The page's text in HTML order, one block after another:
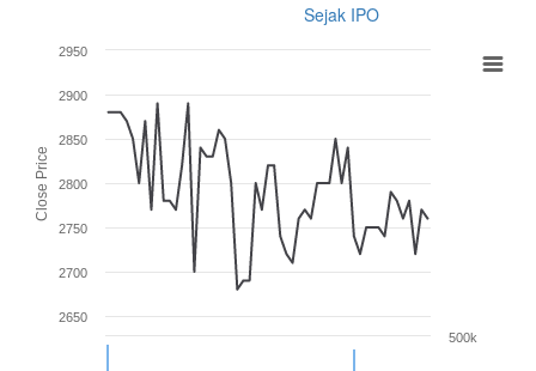
Sejak IPO
Close Price
2650
2700
2750
2800
2850
2900
2950
500k